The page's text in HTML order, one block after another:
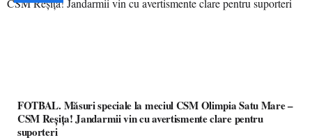
FOTBAL. Măsuri speciale la meciul CSM Olimpia Satu Mare –
CSM Reșița! Jandarmii vin cu avertismente clare pentru
suporteri